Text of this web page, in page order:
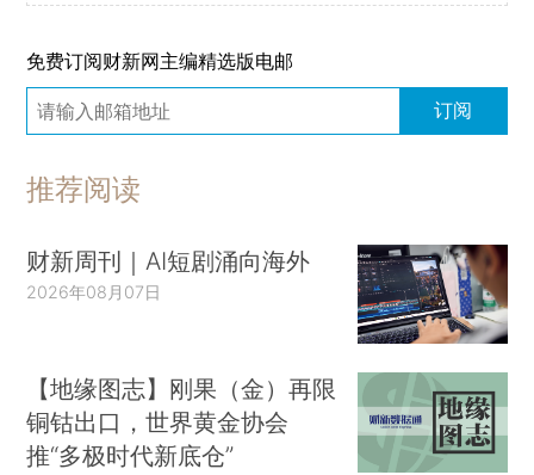
免费订阅财新网主编精选版电邮
订阅
推荐阅读
财新周刊｜AI短剧涌向海外
2026年08月07日
【地缘图志】刚果（金）再限
铜钴出口，世界黄金协会
推“多极时代新底仓”